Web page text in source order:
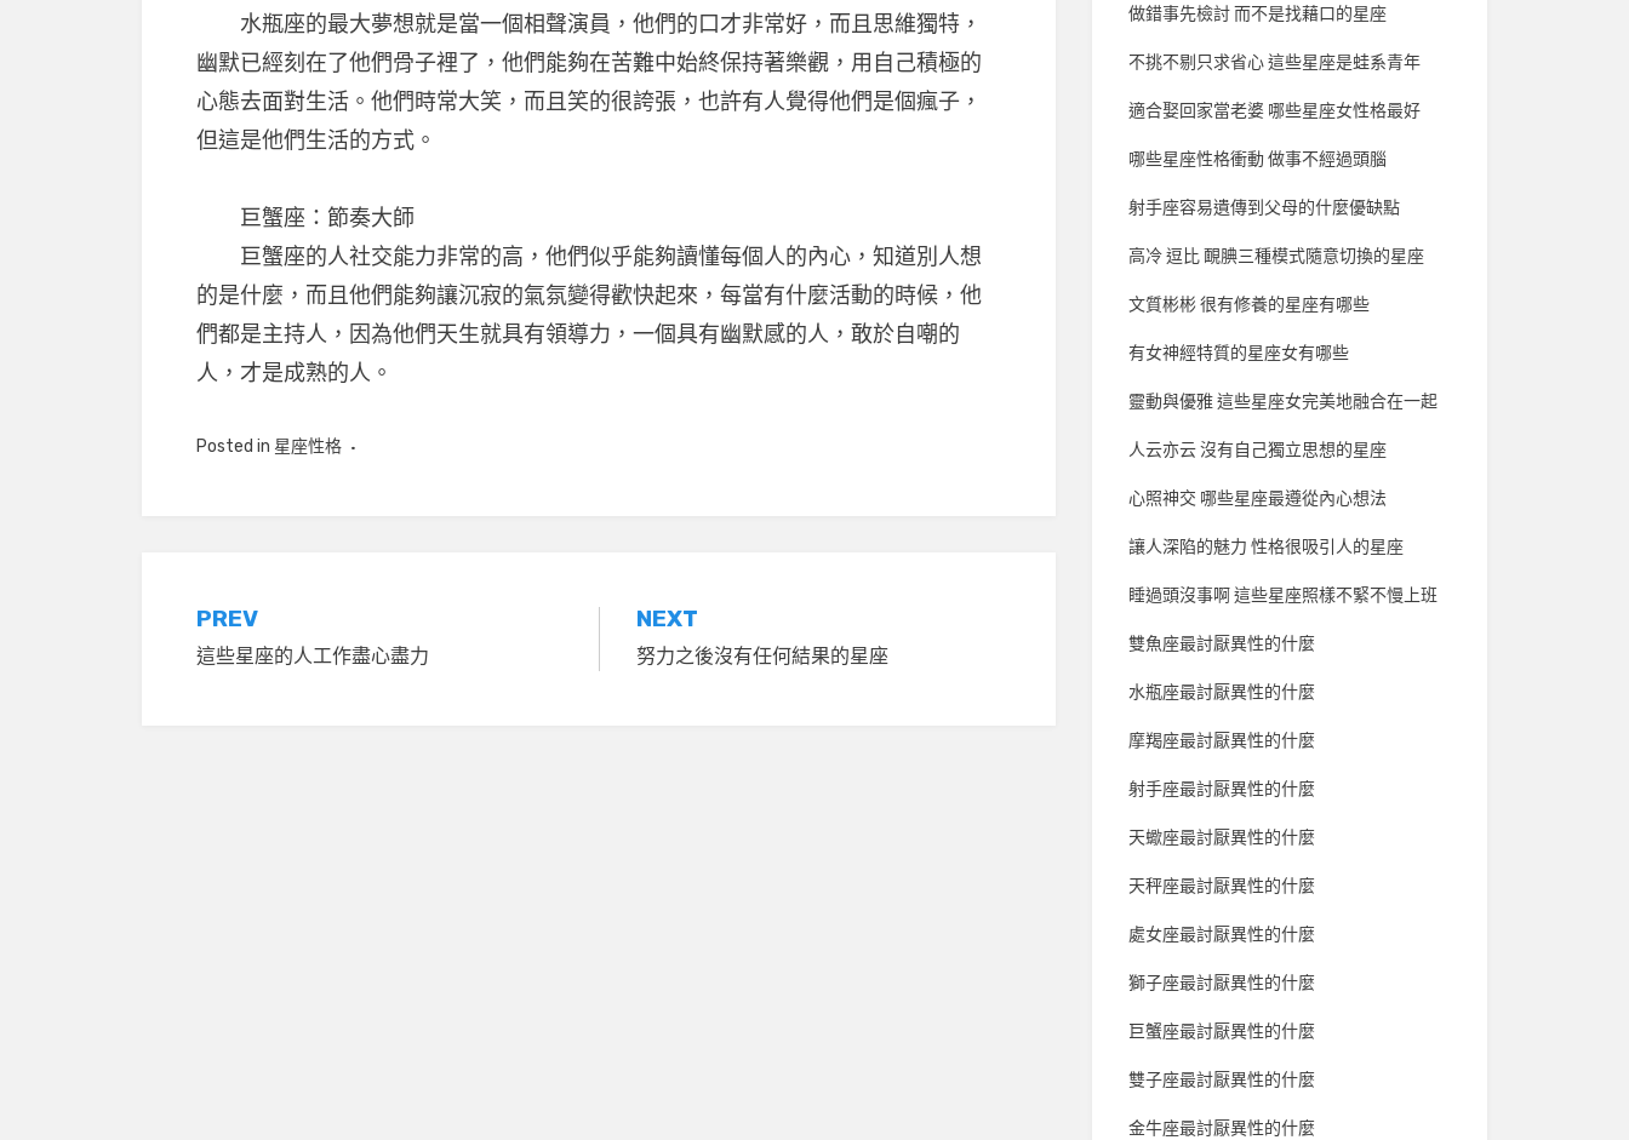
水瓶座的最大夢想就是當一個相聲演員，他們的口才非常好，而且思維獨特，
幽默已經刻在了他們骨子裡了，他們能夠在苦難中始終保持著樂觀，用自己積極的
心態去面對生活。他們時常大笑，而且笑的很誇張，也許有人覺得他們是個瘋子，
但這是他們生活的方式。
巨蟹座：節奏大師
巨蟹座的人社交能力非常的高，他們似乎能夠讀懂每個人的內心，知道別人想
的是什麼，而且他們能夠讓沉寂的氣氛變得歡快起來，每當有什麼活動的時候，他
們都是主持人，因為他們天生就具有領導力，一個具有幽默感的人，敢於自嘲的
人，才是成熟的人。
Posted in 星座性格
文
章
PREV
這些星座的人工作盡心盡力
NEXT
努力之後沒有任何結果的星座
做錯事先檢討 而不是找藉口的星座
不挑不剔只求省心 這些星座是蛙系青年
適合娶回家當老婆 哪些星座女性格最好
哪些星座性格衝動 做事不經過頭腦
射手座容易遺傳到父母的什麼優缺點
高冷 逗比 靦腆三種模式隨意切換的星座
文質彬彬 很有修養的星座有哪些
有女神經特質的星座女有哪些
靈動與優雅 這些星座女完美地融合在一起
人云亦云 沒有自己獨立思想的星座
心照神交 哪些星座最遵從內心想法
讓人深陷的魅力 性格很吸引人的星座
睡過頭沒事啊 這些星座照樣不緊不慢上班
雙魚座最討厭異性的什麼
水瓶座最討厭異性的什麼
摩羯座最討厭異性的什麼
射手座最討厭異性的什麼
天蠍座最討厭異性的什麼
天秤座最討厭異性的什麼
處女座最討厭異性的什麼
獅子座最討厭異性的什麼
巨蟹座最討厭異性的什麼
雙子座最討厭異性的什麼
金牛座最討厭異性的什麼